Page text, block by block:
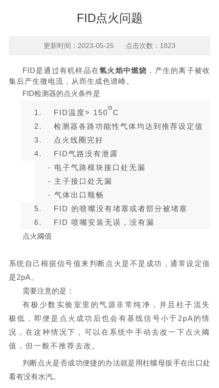
FID点火问题
更新时间：2023-05-25 点击次数：1823
FID是通过有机样品在氢火焰中燃烧 ，产生的离子被收
集后产生微电流，从而生成色谱峰。
FID检测器的点火条件是
1. FID温度> 150
o
C
2.
检测器各路功能性气体均达到推荐设定值
3.
点火线圈完好
4.
FID气路没有泄露
- 电子气路模块接口处无漏
- 主子接口处无漏
- 气体出口顺畅
5.
FID 的喷嘴没有堵塞或者部分被堵塞
6.
FID 喷嘴安装无误， 没有漏
点火阈值
系统自己根据信号值来判断点火是不是成功，通常设定值
是2pA。
需要注意的是：
有极少数实验室里的气源非常纯净，并且柱子流失
极低，即便是点火成功后也会有基线信号小于 2pA的情
况，在这种情况下，可以在系统中手动去改一下点火阈
值，但一般不推荐去改。
判断点火是否成功便捷的办法就是用柱螺母扳手在出口处
看有没有水汽。